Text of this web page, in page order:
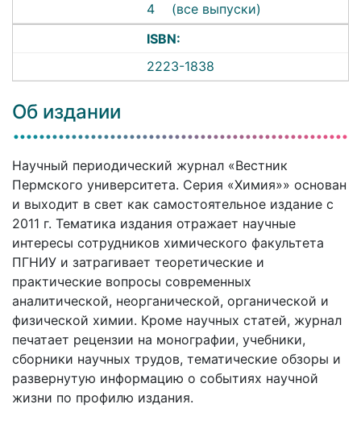
4
(все выпуски)
ISBN:
2223-1838
Об издании
Научный периодический журнал «Вестник
Пермского университета. Серия «Химия»» основан
и выходит в свет как самостоятельное издание с
2011 г. Тематика издания отражает научные
интересы сотрудников химического факультета
ПГНИУ и затрагивает теоретические и
практические вопросы современных
аналитической, неорганической, органической и
физической химии. Кроме научных статей, журнал
печатает рецензии на монографии, учебники,
сборники научных трудов, тематические обзоры и
развернутую информацию о событиях научной
жизни по профилю издания.